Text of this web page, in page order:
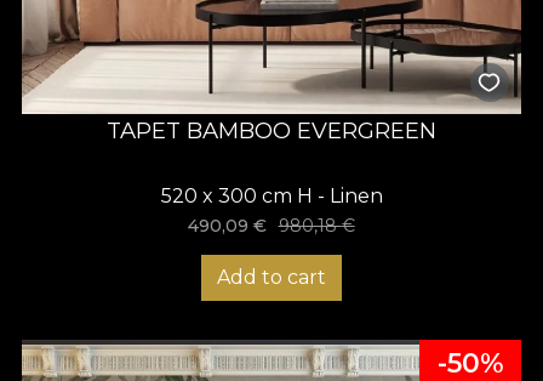
TAPET BAMBOO EVERGREEN
520 x 300 cm H - Linen
490,09€ 980,18€
Add to cart
-50%